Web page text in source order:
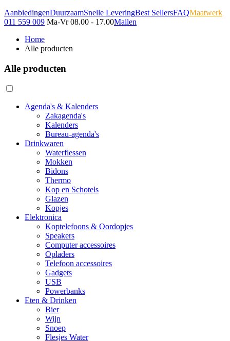
AanbiedingenDuurzaamSnelle LeveringBest SellersFAQMaatwerk
011 559 009 Ma-Vr 08.00 - 17.00Mailen
Home
Alle producten
Alle producten
Agenda's & Kalenders
Zakagenda's
Kalenders
Bureau-agenda's
Drinkwaren
Waterflessen
Mokken
Bidons
Thermo
Kop en Schotels
Glazen
Kopjes
Elektronica
Koptelefoons & Oordopjes
Speakers
Computer accessoires
Opladers
Telefoon accessoires
Gadgets
USB
Powerbanks
Eten & Drinken
Bier
Wijn
Snoep
Flesjes Water